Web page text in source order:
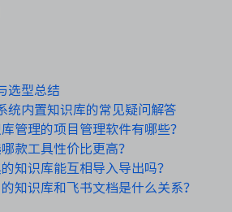
选型总结
统内置知识库的常见疑问解答
管理的项目管理软件有哪些？
款工具性价比更高？
知识库能互相导入导出吗？
知识库和飞书文档是什么关系？